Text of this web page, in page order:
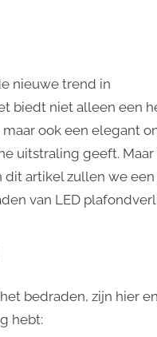
gids
nieuwe trend in
biedt niet alleen een
ook een elegant
uitstraling geeft.
artikel zullen we
van LED
bedraden, zijn hier
hebt: